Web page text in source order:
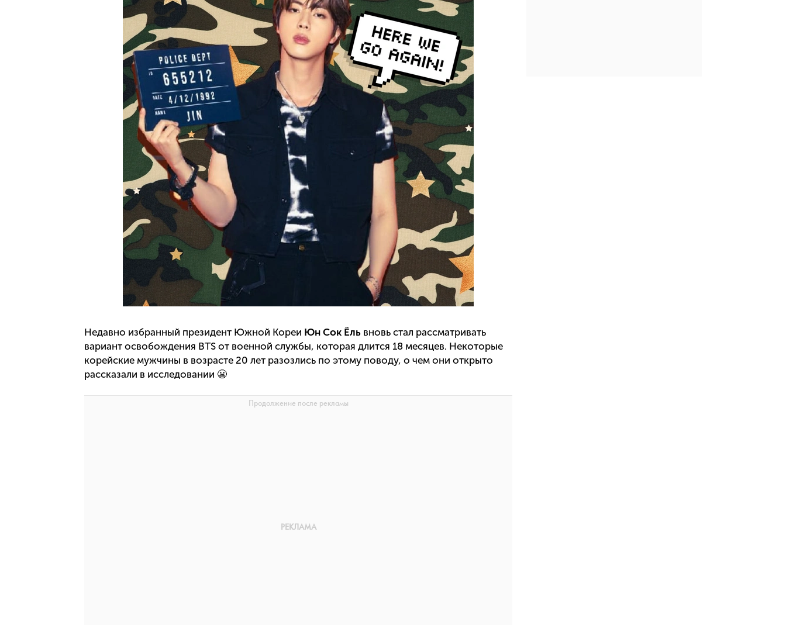
Недавно избранный президент Южной Кореи Юн Сок Ёль вновь стал рассматривать
вариант освобождения BTS от военной службы, которая длится 18 месяцев. Некоторые
корейские мужчины в возрасте 20 лет разозлись по этому поводу, о чем они открыто
рассказали в исследовании 😬